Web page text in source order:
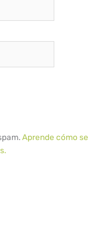
Aprende cómo se